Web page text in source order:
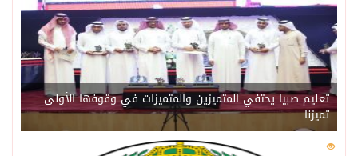
تعليم صبيا يحتفي المتميزين والمتميزات في وقوفها الأولى
تميزنا
211